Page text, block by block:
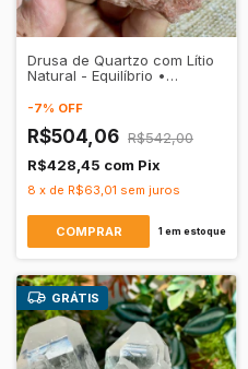
Drusa de Quartzo com Lítio
Natural - Equilíbrio •
-7% OFF
R$504,06 R$542,00
R$428,45 com Pix
8 x de R$63,01 sem juros
1 em estoque
GRÁTIS